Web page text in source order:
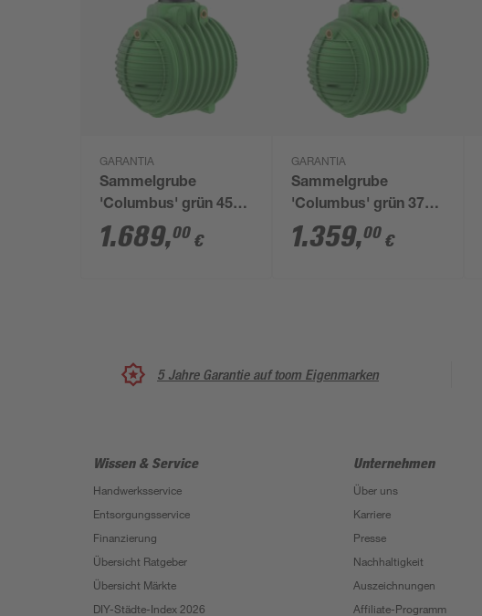
GARANTIA
Sammelgrube
'Columbus' grün 4500
l1.689,00 €
GARANTIA
Sammelgrube
'Columbus' grün 3700
l1.359,00 €
5 Jahre Garantie auf toom Eigenmarken
Wissen & Service
Handwerksservice
Entsorgungsservice
Finanzierung
Übersicht Ratgeber
Übersicht Märkte
DIY-Städte-Index 2026
Unternehmen
Über uns
Karriere
Presse
Nachhaltigkeit
Auszeichnungen
Affiliate-Programm